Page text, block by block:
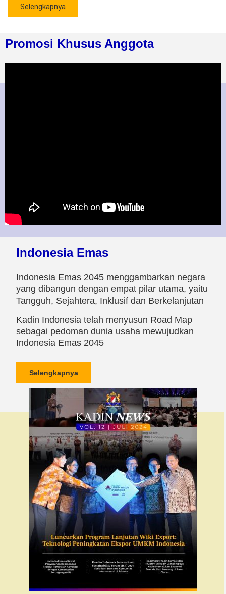
Selengkapnya
Promosi Khusus Anggota
Indonesia Emas
Indonesia Emas 2045 menggambarkan negara
yang dibangun dengan empat pilar utama, yaitu
Tangguh, Sejahtera, Inklusif dan Berkelanjutan
Kadin Indonesia telah menyusun Road Map
sebagai pedoman dunia usaha mewujudkan
Indonesia Emas 2045
Selengkapnya